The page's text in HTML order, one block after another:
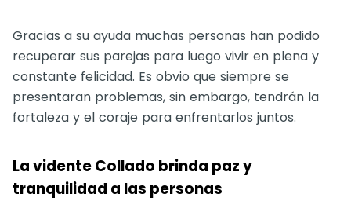
Gracias a su ayuda muchas personas han podido
recuperar sus parejas para luego vivir en plena y
constante felicidad. Es obvio que siempre se
presentaran problemas, sin embargo, tendrán la
fortaleza y el coraje para enfrentarlos juntos.
La vidente Collado brinda paz y
tranquilidad a las personas